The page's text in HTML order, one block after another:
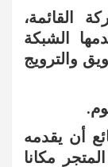
القائمة،
الشبكة
والترويج
أن يقدمه
مكانا